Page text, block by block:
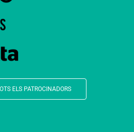
ELS PATROCINADORS